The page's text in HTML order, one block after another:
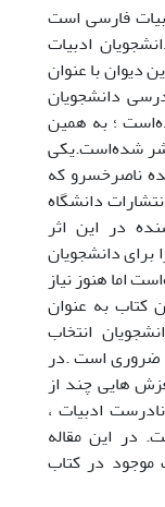
فارسی است
ادبیات
دیوان با عنوان
دانشجویان
؛ به همین
شده‌است.یکی
ناصرخسرو که
دانشگاه
در این اثر
برای دانشجویان
اما هنوز نیاز
کتاب به عنوان
انتخاب
ضروری است .در
هایی چند از
ادبیات ،
در این مقاله
موجود در کتاب